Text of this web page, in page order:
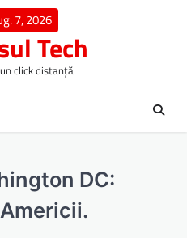
7, 2026
Tech
click distanță
DC: